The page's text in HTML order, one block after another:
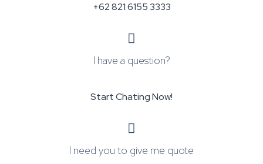
+62 821 6155 3333
I have a question?
Start Chating Now!
I need you to give me quote